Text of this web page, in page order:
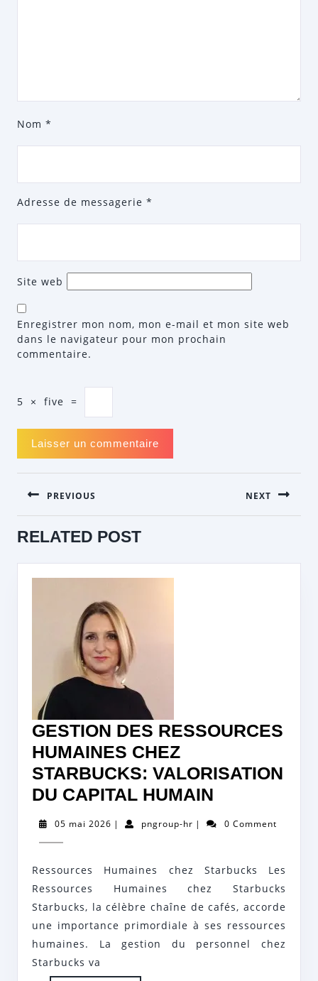
Nom *
Adresse de messagerie *
Site web
Enregistrer mon nom, mon e-mail et mon site web
dans le navigateur pour mon prochain
commentaire.
5 × five =
NAVIGATION
DE
L’ARTICLE
PREVIOUS
post:
NEXT
RELATED POST
GESTION DES RESSOURCES
HUMAINES CHEZ
STARBUCKS: VALORISATION
DU CAPITAL HUMAIN
CHEZ
DU
05 mai 2026 05| pngroup-hrpngroup-
| 0 Comment
Ressources Humaines chez Starbucks Les
Ressources Humaines chez Starbucks
Starbucks, la célèbre chaîne de cafés, accorde
une importance primordiale à ses ressources
humaines. La gestion du personnel chez
Starbucks va